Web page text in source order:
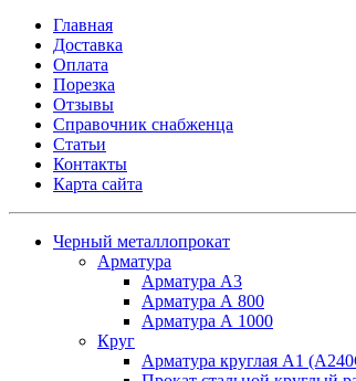
Главная
Доставка
Оплата
Порезка
Отзывы
Справочник снабженца
Статьи
Контакты
Карта сайта
Черный металлопрокат
Арматура
Арматура А3
Арматура А 800
Арматура А 1000
Круг
Арматура круглая А1